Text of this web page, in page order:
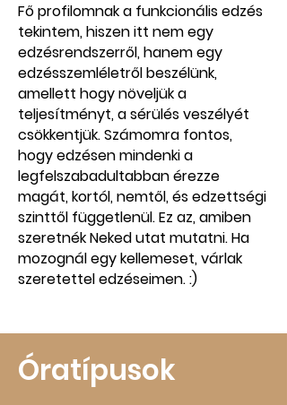
Fő profilomnak a funkcionális edzés
tekintem, hiszen itt nem egy
edzésrendszerről, hanem egy
edzésszemléletről beszélünk,
amellett hogy növeljük a
teljesítményt, a sérülés veszélyét
csökkentjük. Számomra fontos,
hogy edzésen mindenki a
legfelszabadultabban érezze
magát, kortól, nemtől, és edzettségi
szinttől függetlenül. Ez az, amiben
szeretnék Neked utat mutatni. Ha
mozognál egy kellemeset, várlak
szeretettel edzéseimen. :)
Óratípusok